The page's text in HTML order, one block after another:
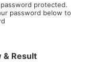
protected.
password below to
& Result